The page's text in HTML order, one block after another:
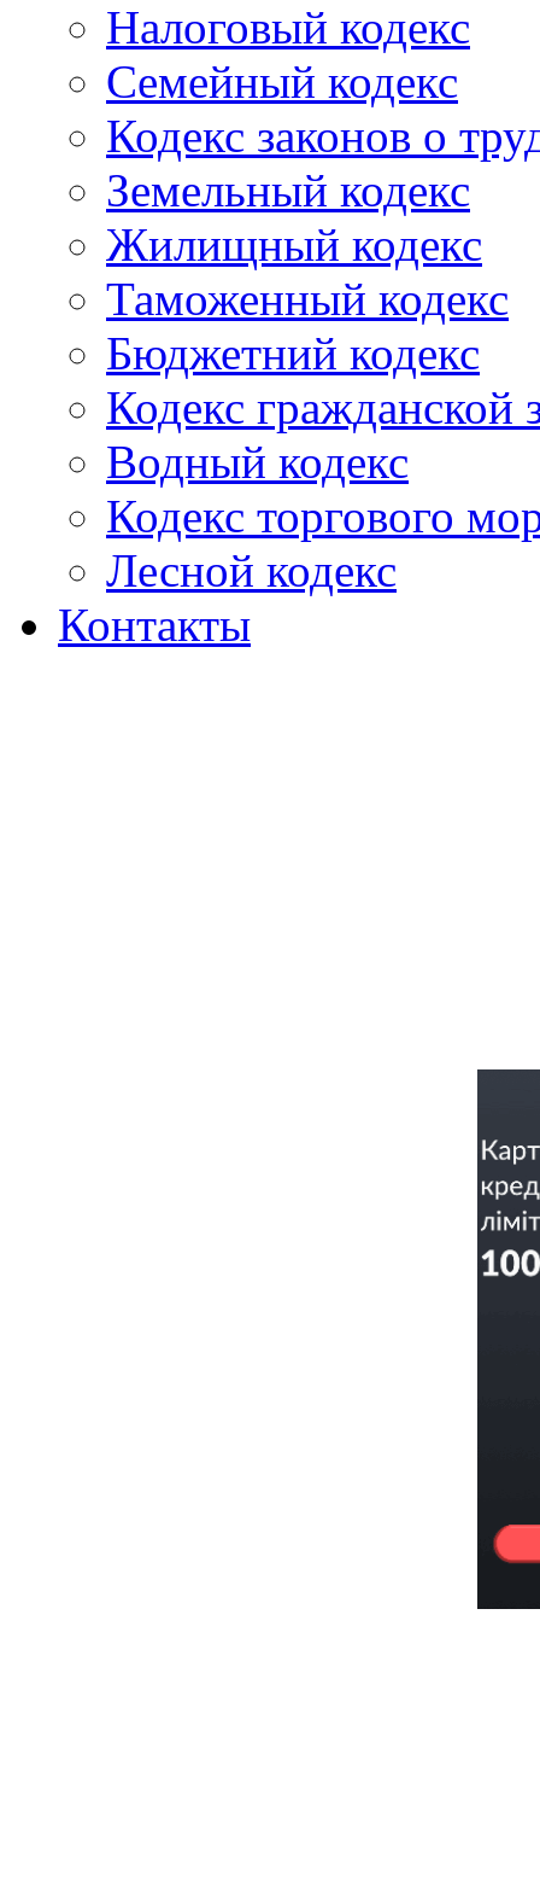
Налоговый кодекс
Семейный кодекс
Кодекс законов о
Земельный кодекс
Жилищный кодекс
Таможенный кодекс
Бюджетний кодекс
Кодекс гражданской
Водный кодекс
Кодекс торгового
Лесной кодекс
Контакты